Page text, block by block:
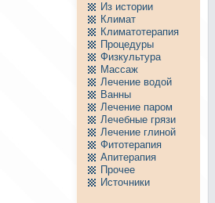
Из истории
Климат
Климатотерапия
Пpоцедуры
Физкультура
Массаж
Лечение водой
Ванны
Лечение паpом
Лечебные грязи
Лечение глиной
Фитотерапия
Апитерапия
Пpочее
Источники